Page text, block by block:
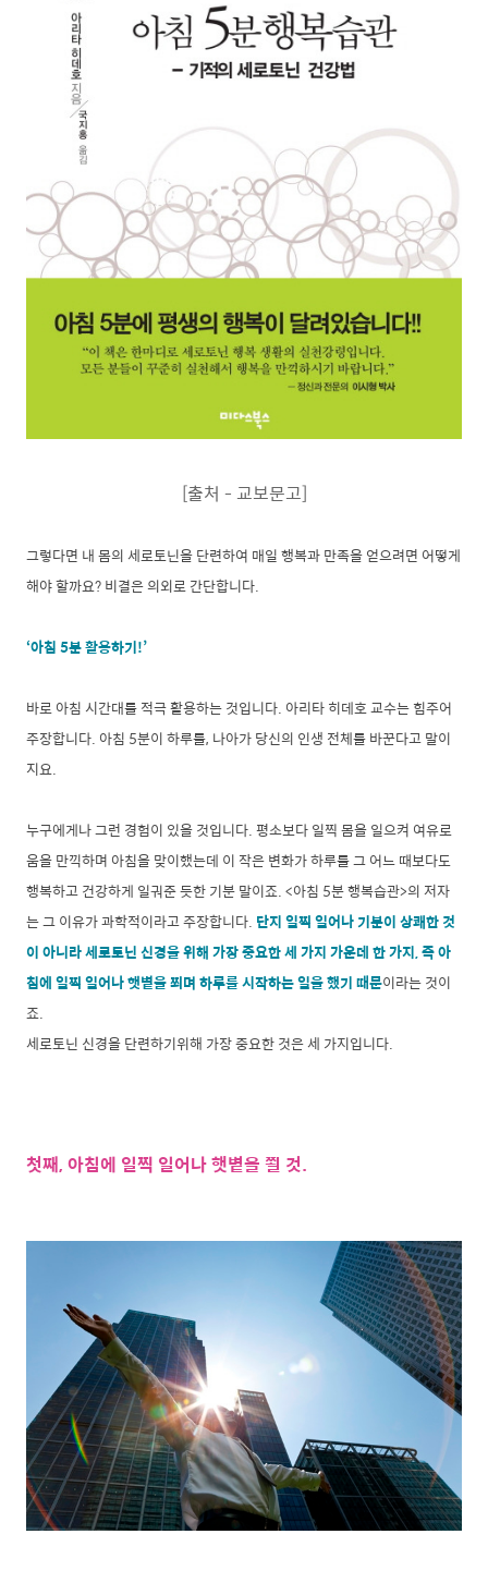
[출처 - 교보문고]
그렇다면 내 몸의 세로토닌을 단련하여 매일 행복과 만족을 얻으려면 어떻게
해야 할까요? 비결은 의외로 간단합니다.
‘아침 5분 활용하기!’
바로 아침 시간대를 적극 활용하는 것입니다. 아리타 히데호 교수는 힘주어
주장합니다. 아침 5분이 하루를, 나아가 당신의 인생 전체를 바꾼다고 말이
지요.
누구에게나 그런 경험이 있을 것입니다. 평소보다 일찍 몸을 일으켜 여유로
움을 만끽하며 아침을 맞이했는데 이 작은 변화가 하루를 그 어느 때보다도
행복하고 건강하게 일궈준 듯한 기분 말이죠. <아침 5분 행복습관>의 저자
는 그 이유가 과학적이라고 주장합니다. 단지 일찍 일어나 기분이 상쾌한 것
이 아니라 세로토닌 신경을 위해 가장 중요한 세 가지 가운데 한 가지, 즉 아
침에 일찍 일어나 햇볕을 쬐며 하루를 시작하는 일을 했기 때문이라는 것이
죠.
세로토닌 신경을 단련하기위해 가장 중요한 것은 세 가지입니다.
첫째, 아침에 일찍 일어나 햇볕을 쬘 것.